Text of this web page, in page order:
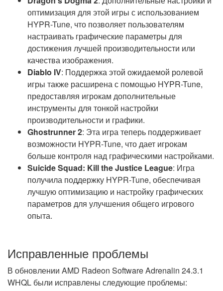
оптимизация для этой игры с использованием
HYPR-Tune, что позволяет пользователям
настраивать графические параметры для
достижения лучшей производительности или
качества изображения.
Diablo IV: Поддержка этой ожидаемой ролевой
игры также расширена с помощью HYPR-Tune,
предоставляя игрокам дополнительные
инструменты для тонкой настройки
производительности и графики.
Ghostrunner 2: Эта игра теперь поддерживает
возможности HYPR-Tune, что дает игрокам
больше контроля над графическими настройками.
Suicide Squad: Kill the Justice League: Игра
получила поддержку HYPR-Tune, обеспечивая
лучшую оптимизацию и настройку графических
параметров для улучшения общего игрового
опыта.
Исправленные проблемы
В обновлении AMD Radeon Software Adrenalin 24.3.1
WHQL были исправлены следующие проблемы: